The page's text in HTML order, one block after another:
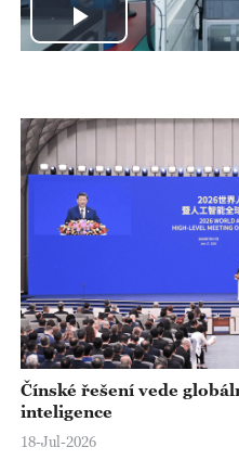
P
a
y
V
i
d
e
o
Čínské řešení vede
inteligence
18-Jul-2026